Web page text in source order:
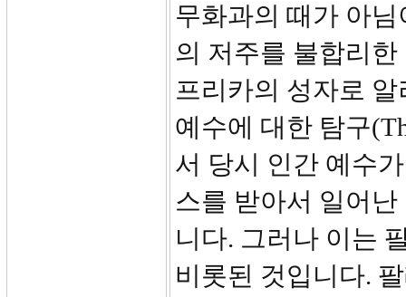
무화과의 때가 아
의 저주를 불합리
프리카의 성자로
예수에 대한 탐구
서 당시 인간 예수
스를 받아서 일어
니다. 그러나 이는
비롯된 것입니다.